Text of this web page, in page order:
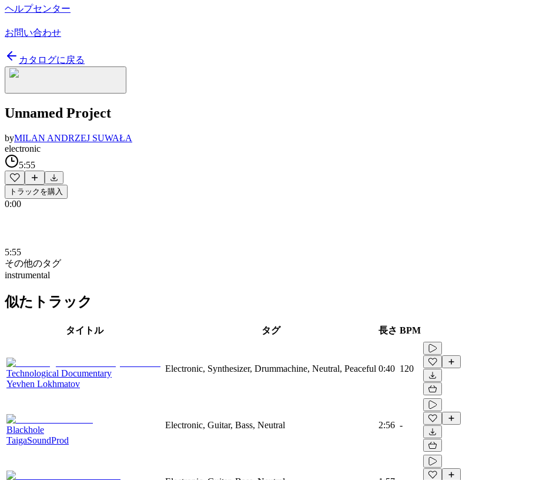
ヘルプセンター
お問い合わせ
カタログに戻る
Unnamed Project
byMILAN ANDRZEJ SUWAŁA
electronic
5:55
トラックを購入
0:00
5:55
その他のタグ
instrumental
似たトラック
タイトル タグ 長さ BPM
Technological Documentary
Yevhen Lokhmatov
Electronic, Synthesizer, Drummachine, Neutral, Peaceful 0:40 120
Blackhole
TaigaSoundProd
Electronic, Guitar, Bass, Neutral 2:56 -